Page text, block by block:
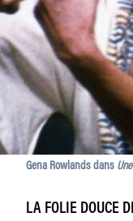
Gena Rowlands dans
LA FOLIE DOUCE